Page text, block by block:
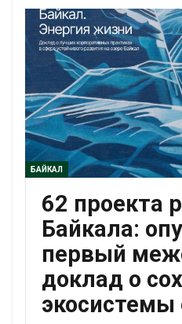
БАЙКАЛ
62 проекта
Байкала:
первый
доклад о
экосистемы